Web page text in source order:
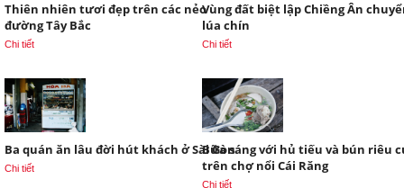
Thiên nhiên tươi đẹp trên các nẻo
đường Tây Bắc
Chi tiết
Vùng đất biệt lập Chiềng Ân
lúa chín
Chi tiết
Ba quán ăn lâu đời hút khách ở Sài Gòn
Chi tiết
Bữa sáng với hủ tiếu và bún riêu
trên chợ nổi Cái Răng
Chi tiết